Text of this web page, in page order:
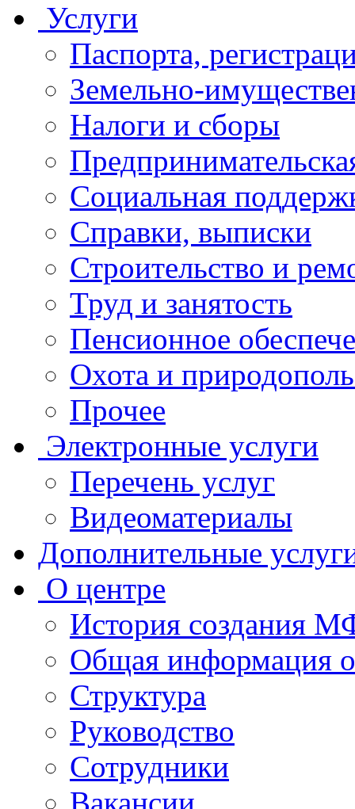
Услуги
Паспорта,
Земельно-
Налоги и сборы
Социальная
Справки, выписки
Строительство и
Труд и занятость
Пенсионное
Охота и
Прочее
Электронные услуги
Перечень услуг
Видеоматериалы
Дополнительные
О центре
История создания
Общая
Структура
Руководство
Сотрудники